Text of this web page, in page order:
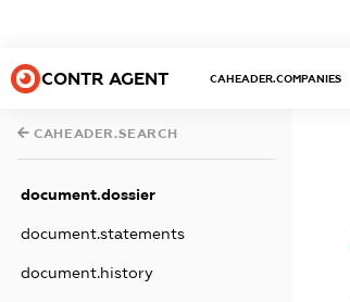
CONTR AGENT CAHEADER.COMPANIES
CAHEADER.SEARCH
document.dossier
document.statements
document.history